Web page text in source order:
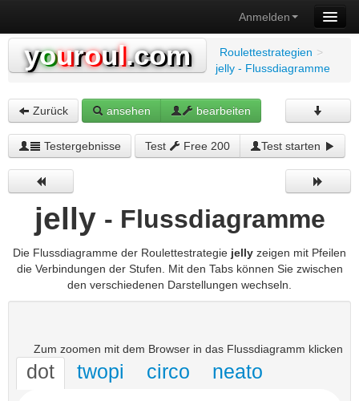
Anmelden
youroul.com Roulettestrategien >
jelly - Flussdiagramme
Zurück ansehen bearbeiten
Testergebnisse Test Free 200 Test starten
jelly - Flussdiagramme
Die Flussdiagramme der Roulettestrategie jelly zeigen mit Pfeilen
die Verbindungen der Stufen. Mit den Tabs können Sie zwischen
den verschiedenen Darstellungen wechseln.
Zum zoomen mit dem Browser in das Flussdiagramm klicken
dot twopi circo neato